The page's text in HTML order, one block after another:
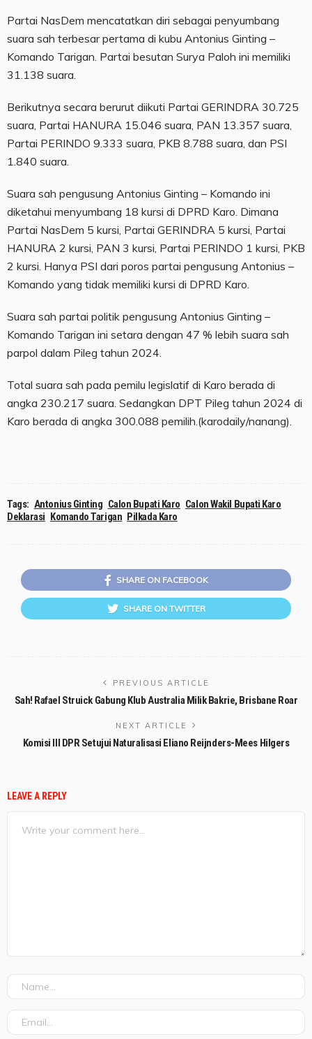
Partai NasDem mencatatkan diri sebagai penyumbang
suara sah terbesar pertama di kubu Antonius Ginting –
Komando Tarigan. Partai besutan Surya Paloh ini memiliki
31.138 suara.
Berikutnya secara berurut diikuti Partai GERINDRA 30.725
suara, Partai HANURA 15.046 suara, PAN 13.357 suara,
Partai PERINDO 9.333 suara, PKB 8.788 suara, dan PSI
1.840 suara.
Suara sah pengusung Antonius Ginting – Komando ini
diketahui menyumbang 18 kursi di DPRD Karo. Dimana
Partai NasDem 5 kursi, Partai GERINDRA 5 kursi, Partai
HANURA 2 kursi, PAN 3 kursi, Partai PERINDO 1 kursi, PKB
2 kursi. Hanya PSI dari poros partai pengusung Antonius –
Komando yang tidak memiliki kursi di DPRD Karo.
Suara sah partai politik pengusung Antonius Ginting –
Komando Tarigan ini setara dengan 47 % lebih suara sah
parpol dalam Pileg tahun 2024.
Total suara sah pada pemilu legislatif di Karo berada di
angka 230.217 suara. Sedangkan DPT Pileg tahun 2024 di
Karo berada di angka 300.088 pemilih.(karodaily/nanang).
Tags: Antonius Ginting Calon Bupati Karo Calon Wakil Bupati Karo
Deklarasi Komando Tarigan Pilkada Karo
SHARE ON FACEBOOK
SHARE ON TWITTER
PREVIOUS ARTICLE
Sah! Rafael Struick Gabung Klub Australia Milik Bakrie, Brisbane Roar
NEXT ARTICLE
Komisi III DPR Setujui Naturalisasi Eliano Reijnders-Mees Hilgers
LEAVE A REPLY